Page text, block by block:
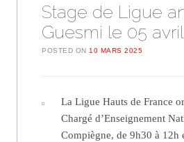
Stage de Ligue
Guesmi le 05
POSTED ON 10 MARS 2025
La Ligue Hauts de France
Chargé d’Enseignement
Compiègne, de 9h30 à